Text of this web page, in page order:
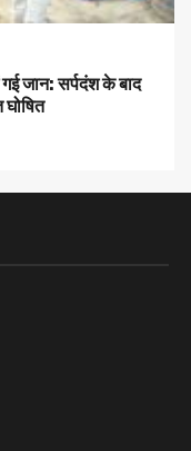
सर्पदंश के बाद